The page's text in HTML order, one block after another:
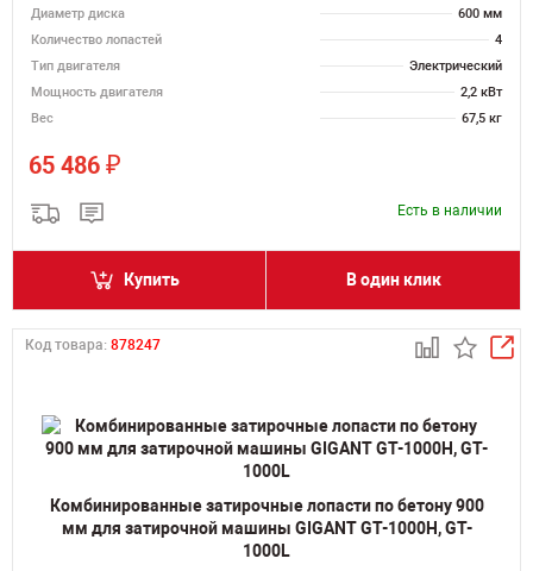
Диаметр диска
600 мм
Количество лопастей
4
Тип двигателя
Электрический
Мощность двигателя
2,2 кВт
Вес
67,5 кг
65 486 ₽
Есть в наличии
Купить В один клик
Код товара: 878247
Комбинированные затирочные лопасти по бетону 900
мм для затирочной машины GIGANT GT-1000H, GT-
1000L